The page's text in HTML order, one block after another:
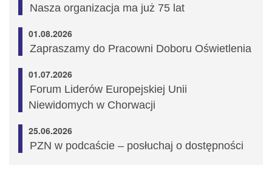
Nasza organizacja ma już 75 lat
01.08.2026
Zapraszamy do Pracowni Doboru Oświetlenia
01.07.2026
Forum Liderów Europejskiej Unii
Niewidomych w Chorwacji
25.06.2026
PZN w podcaście – posłuchaj o dostępności